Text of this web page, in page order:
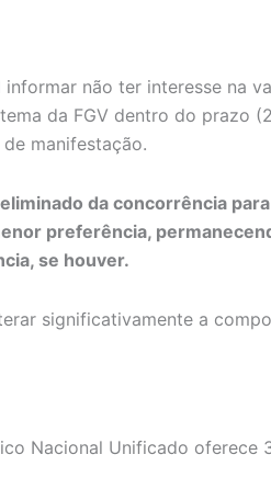
não ter interesse na
da FGV dentro do prazo
manifestação.
da concorrência
preferência,
se houver.
significativamente a
Nacional Unificado oferece